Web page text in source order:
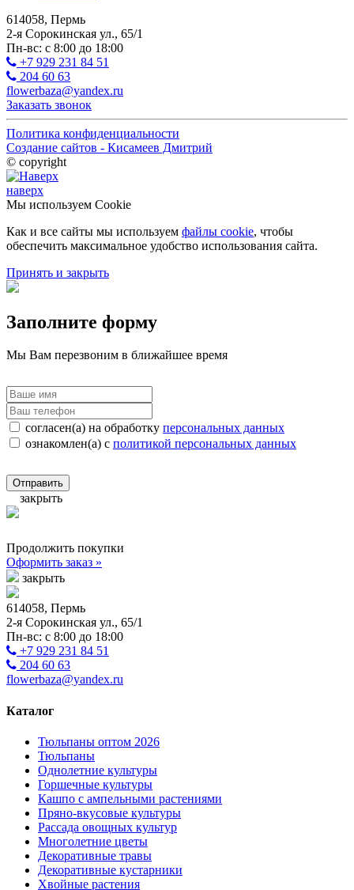
614058, Пермь
2-я Сорокинская ул., 65/1
Пн-вс: с 8:00 до 18:00
+7 929 231 84 51
204 60 63
flowerbaza@yandex.ru
Заказать звонок
Политика конфиденциальности
Создание сайтов - Кисамеев Дмитрий
© copyright
наверх
Мы используем Cookie
Как и все сайты мы используем файлы cookie, чтобы
обеспечить максимальное удобство использования сайта.
Принять и закрыть
Заполните форму
Мы Вам перезвоним в ближайшее время
согласен(а) на обработку персональных данных
ознакомлен(а) с политикой персональных данных
Отправить
закрыть
Продолжить покупки
Оформить заказ »
закрыть
614058, Пермь
2-я Сорокинская ул., 65/1
Пн-вс: с 8:00 до 18:00
+7 929 231 84 51
204 60 63
flowerbaza@yandex.ru
Каталог
Тюльпаны оптом 2026
Тюльпаны
Однолетние культуры
Горшечные культуры
Кашпо с ампельными растениями
Пряно-вкусовые культуры
Рассада овощных культур
Многолетние цветы
Декоративные травы
Декоративные кустарники
Хвойные растения